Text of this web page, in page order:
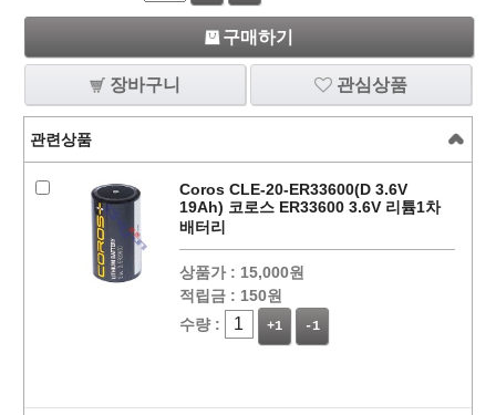
구매하기
장바구니 관심상품
관련상품
Coros CLE-20-ER33600(D 3.6V
19Ah) 코로스 ER33600 3.6V 리튬1차
배터리
상품가 : 15,000원
적립금 : 150원
수량 :
+1 -1